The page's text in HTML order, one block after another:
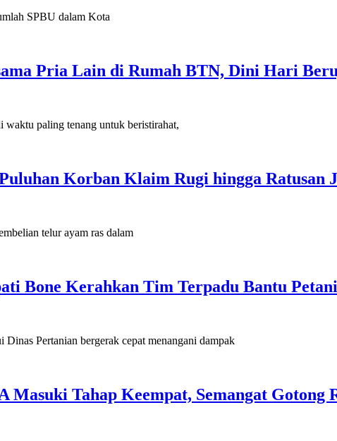
SPBU dalam Kota
Pria Lain di Rumah BTN, Dini Hari
paling tenang untuk beristirahat,
Korban Klaim Rugi hingga Ratusan
telur ayam ras dalam
Bone Kerahkan Tim Terpadu Bantu Petani
Pertanian bergerak cepat menangani dampak
Tahap Keempat, Semangat Gotong